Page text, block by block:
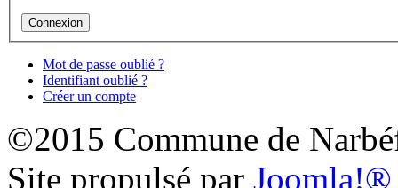
Mot de passe oublié ?
Identifiant oublié ?
Créer un compte
©2015 Commune de
Site propulsé par Joomla!®